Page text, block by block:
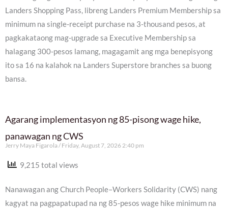
Landers Shopping Pass, libreng Landers Premium Membership sa
minimum na single-receipt purchase na 3-thousand pesos, at
pagkakataong mag-upgrade sa Executive Membership sa
halagang 300-pesos lamang, magagamit ang mga benepisyong
ito sa 16 na kalahok na Landers Superstore branches sa buong
bansa.
Agarang implementasyon ng 85-pisong wage hike,
panawagan ng CWS
Jerry Maya Figarola Friday, August 7, 2026 2:40 pm
9,215 total views
Nanawagan ang Church People–Workers Solidarity (CWS) nang
kagyat na pagpapatupad na ng 85-pesos wage hike minimum na